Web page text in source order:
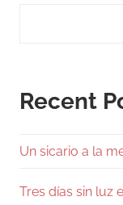
Recent
Un sicario a la
Tres días sin luz